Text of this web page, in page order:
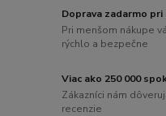
Doprava zadarmo pri
Pri menšom nákupe
rýchlo a bezpečne
Viac ako 250 000
Zákazníci nám
recenzie